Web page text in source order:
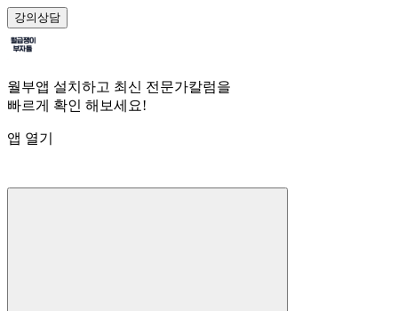
강의상담
월부앱 설치하고 최신 전문가칼럼을
빠르게 확인 해보세요!
앱 열기